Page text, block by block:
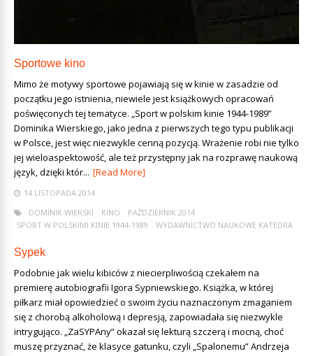
Sportowe kino
Mimo że motywy sportowe pojawiają się w kinie w zasadzie od
początku jego istnienia, niewiele jest książkowych opracowań
poświęconych tej tematyce. „Sport w polskim kinie 1944-1989”
Dominika Wierskiego, jako jedna z pierwszych tego typu publikacji
w Polsce, jest więc niezwykle cenną pozycją. Wrażenie robi nie tylko
jej wieloaspektowość, ale też przystępny jak na rozprawę naukową
język, dzięki któr... [Read More]
14 LISTOPADA 2014
DOMINIK WIERSKI
KINO
PAŹDZIERNIK 2014
SPORT W POLSKIMI KINIE 1944-1989
WYDAWNICTWO NAUKOWE KATEDRA
Sypek
Podobnie jak wielu kibiców z niecierpliwością czekałem na
premierę autobiografii Igora Sypniewskiego. Książka, w której
piłkarz miał opowiedzieć o swoim życiu naznaczonym zmaganiem
się z chorobą alkoholową i depresją, zapowiadała się niezwykle
intrygująco. „ZaSYPAny” okazał się lekturą szczerą i mocną, choć
muszę przyznać, że klasyce gatunku, czyli „Spalonemu” Andrzeja